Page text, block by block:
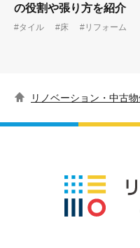
の役割や張り方を紹介
#タイル #床 #リフォーム
リノベーション・中古